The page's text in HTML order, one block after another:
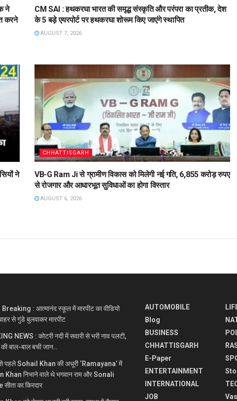
ने
करने
CM SAI : हथकरघा भारत की समृद्ध संस्कृति और परंपरा का प्रतीक, देश
के 5 बड़े एयरपोर्ट पर हथकरघा शोरूम किए जाएंगे स्थापित
AUGUST 7, 2026
ने
CHHATTISGARH
VB-G Ram Ji से ग्रामीण विकास को मिलेगी नई गति, 6,855 करोड़ रुपए
से रोजगार और आधारभूत सुविधाओं का होगा विस्तार
AUGUST 6, 2026
: आत्मानंद स्कूल में मारपीट का वीडियो
से गुंडे बुलवाकर मारपीट
NEWS : कोटरी नदी में सवारी से भरी नाव पलटी,
की बाल-बाल बची जान..
से पहले Sohail Khan की अधूरी ‘Ramayana’ में
Khan निभाने वाले थे भगवान राम और Sonali
का किरदार
AUTOMOBILE
Blog
BUSINESS
CHHATTISGARH
E-Paper
ENTERTAINMENT
INTERNATIONAL
JOB